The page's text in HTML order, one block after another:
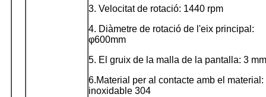
3. Velocitat de rotació: 1440 rpm
4. Diàmetre de rotació de l'eix principal:
φ600mm
5. El gruix de la malla de la pantalla: 3 mm
6.Material per al contacte amb el material:
inoxidable 304